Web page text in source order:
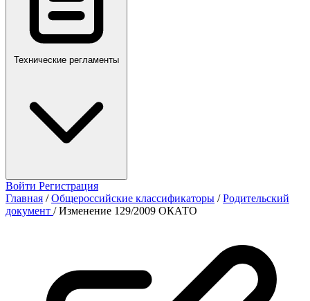
Технические регламенты
Войти Регистрация
Главная / Общероссийские классификаторы / Родительский
документ / Изменение 129/2009 ОКАТО